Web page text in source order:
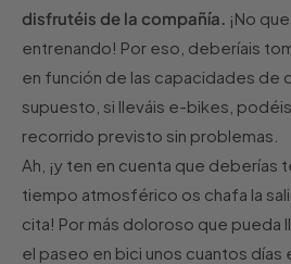
disfrutéis de la compañía. ¡No
entrenando! Por eso, deberíais
en función de las capacidades de
supuesto, si lleváis e-bikes,
recorrido previsto sin problemas.
Ah, ¡y ten en cuenta que deberías
tiempo atmosférico os chafa la
cita! Por más doloroso que pueda
el paseo en bici unos cuantos días